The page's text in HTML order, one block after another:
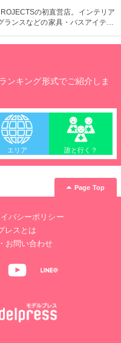
の初直営店。インテリア
ンスなどの家具・バスアイテム
ティストに頼むことによって洗練
ンキング形式でご紹介しま
エリア 誰と行く？
Page Top
バシーポリシー
レスとは
お問い合わせ